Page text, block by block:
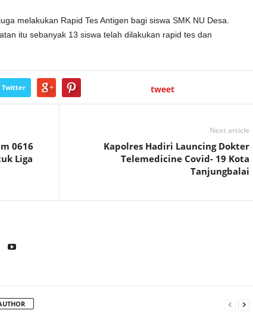
melakukan Rapid Tes Antigen bagi siswa SMK NU Desa.
itu sebanyak 13 siswa telah dilakukan rapid tes dan
Twitter tweet
0616
Liga
Next article
Kapolres Hadiri Launcing Dokter
Telemedicine Covid- 19 Kota
Tanjungbalai